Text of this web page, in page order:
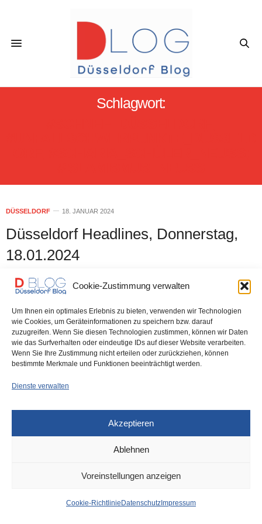
Cookie-Zustimmung verwalten
Um Ihnen ein optimales Erlebnis zu bieten, verwenden wir Technologien
wie Cookies, um Geräteinformationen zu speichern bzw. darauf
zuzugreifen. Wenn Sie diesen Technologien zustimmen, können wir Daten
wie das Surfverhalten oder eindeutige IDs auf dieser Website verarbeiten.
Wenn Sie Ihre Zustimmung nicht erteilen oder zurückziehen, können
bestimmte Merkmale und Funktionen beeinträchtigt werden.
Dienste verwalten
Akzeptieren
Ablehnen
Voreinstellungen anzeigen
Cookie-Richtlinie Datenschutz Impressum
Schlagwort:
DÜSSELDORF 18. JANUAR 2024
Düsseldorf Headlines, Donnerstag,
18.01.2024
Antenne Düsseldorf: Das sind die Düsseldorfer
Unfallschwerpunkte Bild: Scharia-Schüler drohten mit
Steinigung…
0 SHARES